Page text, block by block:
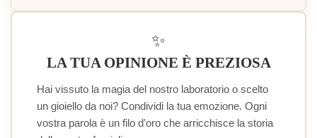
✨
LA TUA OPINIONE È PREZIOSA
Hai vissuto la magia del nostro laboratorio o scelto
un gioiello da noi? Condividi la tua emozione. Ogni
vostra parola è un filo d'oro che arricchisce la storia